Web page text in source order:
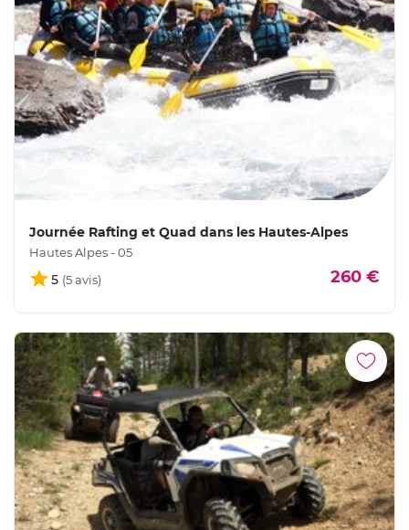
Journée Rafting et Quad dans les Hautes-Alpes
Hautes Alpes - 05
5 260 €